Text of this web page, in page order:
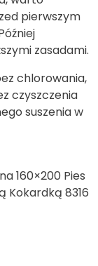
pierwszym
zasadami.
chlorowania,
czyszczenia
suszenia w
160×200 Pies
Kokardką 8316